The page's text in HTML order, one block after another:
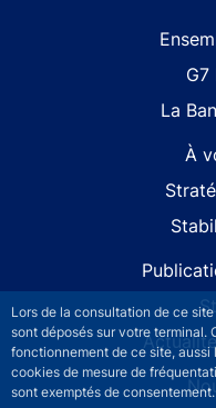
Lors de la consultation de ce
sont déposés sur votre terminal.
fonctionnement de ce site, aussi
cookies de mesure de
sont exemptés de consentement.
G7
La
À